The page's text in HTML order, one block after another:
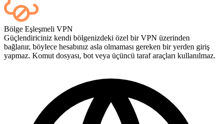
Evet; her maç bittiğinde kontrol panelinizde görünür. Eğer oyunları
bizzat izlemek isterseniz, ödeme sırasında Yayın İzleme (Streaming)
seçeneğini ekleyin.
Bölge Eşleşmeli VPN
Güçlendiriciniz kendi bölgenizdeki özel bir VPN üzerinden
bağlanır, böylece hesabınız asla olmaması gereken bir yerden giriş
yapmaz. Komut dosyası, bot veya üçüncü taraf araçları kullanılmaz.